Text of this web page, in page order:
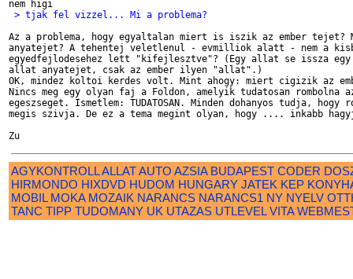
> tjak fel vizzel... Mi a problema?
Az a problema, hogy egyaltalan miert is iszik az ember tejet?
anyatejet? A tehentej veletlenul - evmilliok alatt - nem a
egyedfejlodesehez lett "kifejlesztve"? (Egy allat se issza egy
allat anyatejet, csak az ember ilyen "allat".)
OK, mindez koltoi kerdes volt. Mint ahogy: miert cigizik az
Nincs meg egy olyan faj a Foldon, amelyik tudatosan rombolna
egeszseget. Ismetlem: TUDATOSAN. Minden dohanyos tudja, hogy
megis szivja. De ez a tema megint olyan, hogy .... inkabb
AGYKONTROLLALLATAUTO AZSIA BUDAPEST CODER
HIRMONDO HIXDVD HUDOM HUNGARY JATEK KEP
MOBIL MOKA MOZAIK NARANCS NARANCS1 NY NYELV
TANC TIPP TUDOMANY UK UTAZAS UTLEVEL VITA